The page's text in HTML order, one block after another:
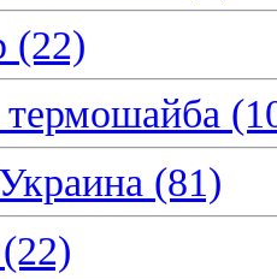
(22)
(81)